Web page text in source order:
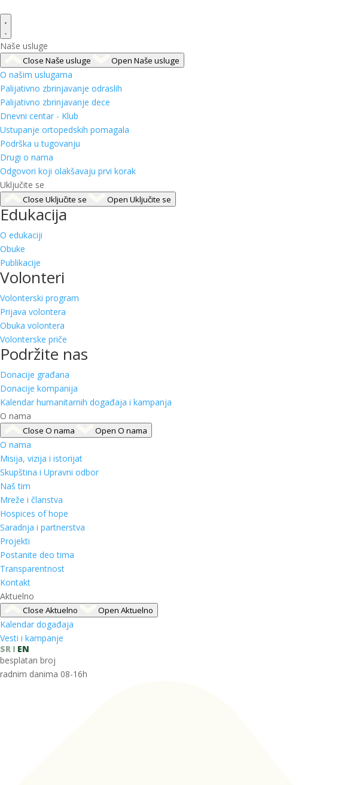
Naše usluge
Close Naše usluge Open Naše usluge
O našim uslugama
Palijativno zbrinjavanje odraslih
Palijativno zbrinjavanje dece
Dnevni centar - Klub
Ustupanje ortopedskih pomagala
Podrška u tugovanju
Drugi o nama
Odgovori koji olakšavaju prvi korak
Uključite se
Close Uključite se Open Uključite se
Edukacija
O edukaciji
Obuke
Publikacije
Volonteri
Volonterski program
Prijava volontera
Obuka volontera
Volonterske priče
Podržite nas
Donacije građana
Donacije kompanija
Kalendar humanitarnih događaja i kampanja
O nama
Close O nama Open O nama
O nama
Misija, vizija i istorijat
Skupština i Upravni odbor
Naš tim
Mreže i članstva
Hospices of hope
Saradnja i partnerstva
Projekti
Postanite deo tima
Transparentnost
Kontakt
Aktuelno
Close Aktuelno Open Aktuelno
Kalendar događaja
Vesti i kampanje
SR
EN
besplatan broj
radnim danima 08-16h